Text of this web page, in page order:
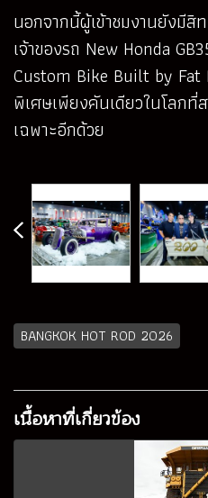
นอกจากนี้ผู้เข้าชมงานยังมี
เจ้าของรถ New Honda
Custom Bike Built by Fat
พิเศษเพียงคันเดียวในโลกที่
เฉพาะอีกด้วย
BANGKOK HOT ROD 2026
เนื้อหาที่เกี่ยวข้อง